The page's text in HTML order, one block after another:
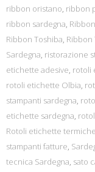
ribbon oristano, ribbon
ribbon sardegna,
Ribbon Toshiba, Ribbon
Sardegna, ristorazione
etichette adesive, rotoli
rotoli etichette Olbia,
stampanti sardegna,
etichette sardegna,
Rotoli etichette termiche
stampanti fatture,
tecnica Sardegna, sato